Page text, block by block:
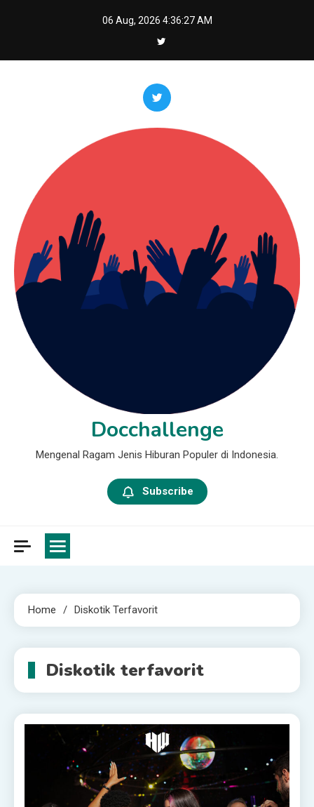
06 Aug, 2026 4:36:29 AM
Docchallenge
Mengenal Ragam Jenis Hiburan Populer di Indonesia.
Subscribe
Home Diskotik Terfavorit
Diskotik terfavorit